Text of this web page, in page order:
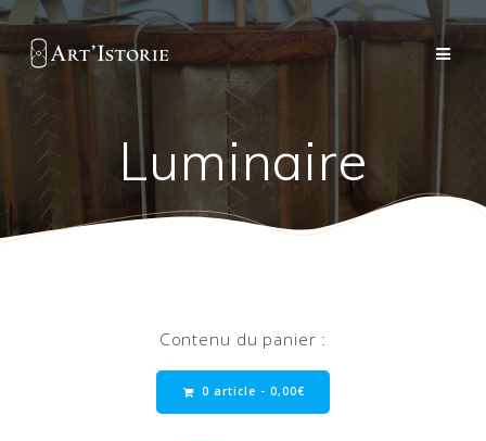
Passer
au
contenu
Luminaire
Contenu du panier :
0 article - 0,00€